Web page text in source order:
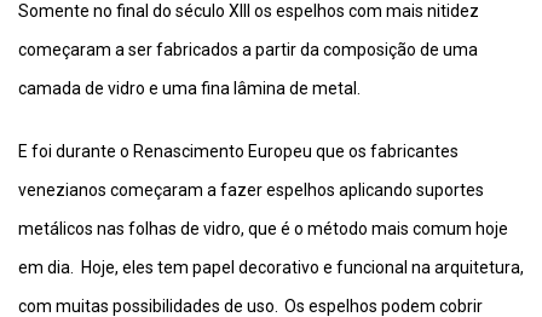
Somente no final do século XIII os espelhos com mais nitidez
começaram a ser fabricados a partir da composição de uma
camada de vidro e uma fina lâmina de metal.
E foi durante o Renascimento Europeu que os fabricantes
venezianos começaram a fazer espelhos aplicando suportes
metálicos nas folhas de vidro, que é o método mais comum hoje
em dia. Hoje, eles tem papel decorativo e funcional na arquitetura,
com muitas possibilidades de uso. Os espelhos podem cobrir